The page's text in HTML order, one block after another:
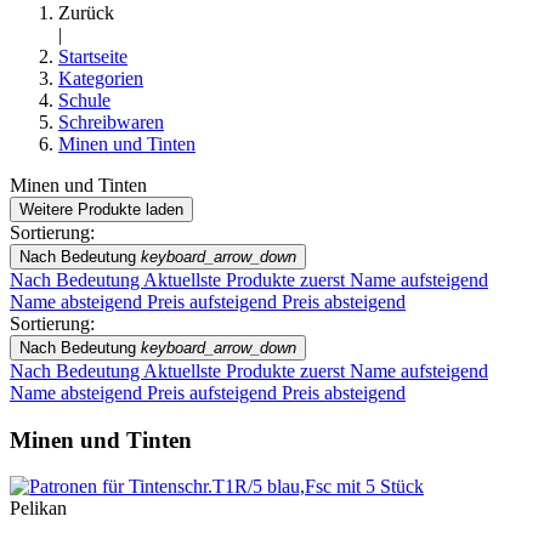
Zurück
|
Startseite
Kategorien
Schule
Schreibwaren
Minen und Tinten
Minen und Tinten
Filters:
Filter löschen
Preis
€
€
Marken
Pelikan 1
Pilot Pen 1
Neuheiten
Reduzierte Artikel
Weitere Produkte laden
Sortierung:
Nach Bedeutung keyboard_arrow_down
Nach Bedeutung Aktuellste Produkte zuerst Name aufsteigend
Name absteigend Preis aufsteigend Preis absteigend
Sortierung:
Nach Bedeutung keyboard_arrow_down
Nach Bedeutung Aktuellste Produkte zuerst Name aufsteigend
Name absteigend Preis aufsteigend Preis absteigend
Minen und Tinten
Pelikan